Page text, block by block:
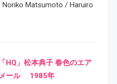
Matsumoto / Haruiro
「HQ」松本典子 春色のエア
ール 1985年